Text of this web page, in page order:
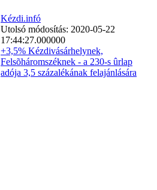
Kézdi.infó
Utolsó módosítás: 2020-05-22
17:44:27.000000
+3,5% Kézdivásárhelynek,
Felsõháromszéknek - a 230-s ûrlap
adója 3,5 százalékának felajánlására